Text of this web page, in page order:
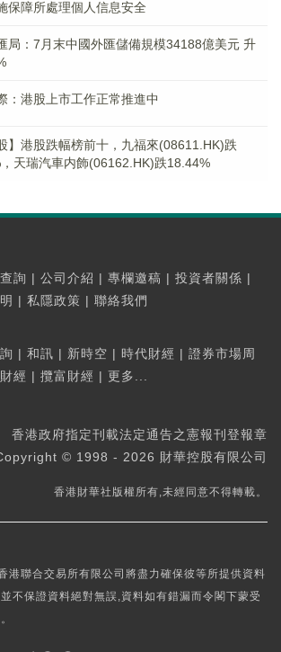
保障所處理個人信息安全
局：7月末中國外匯儲備規模34188億美元 升
：港股上市工作正常推進中
】港股跌幅榜前十，九福來(08611.HK)跌
天瑞汽車内飾(06162.HK)跌18.44%
詢 | 公司介紹 | 專欄邀稿 | 投資者關係 |
| 私隱政策 | 聯絡我們
| 和訊 | 新時空 | 時代財經 | 證券市場周
經 | 攬富財經 | 更多...
香港政府指定刊載法定通告之憲報刊登報章
© 1998 - 2026 財華控股有限公司
香港財華社版權所有,未經同意不得轉載。
港聯合交易所有限公司將盡力確保彼等所提供資料
不保證資料絕對無誤,資料如有錯漏而令閣下蒙受